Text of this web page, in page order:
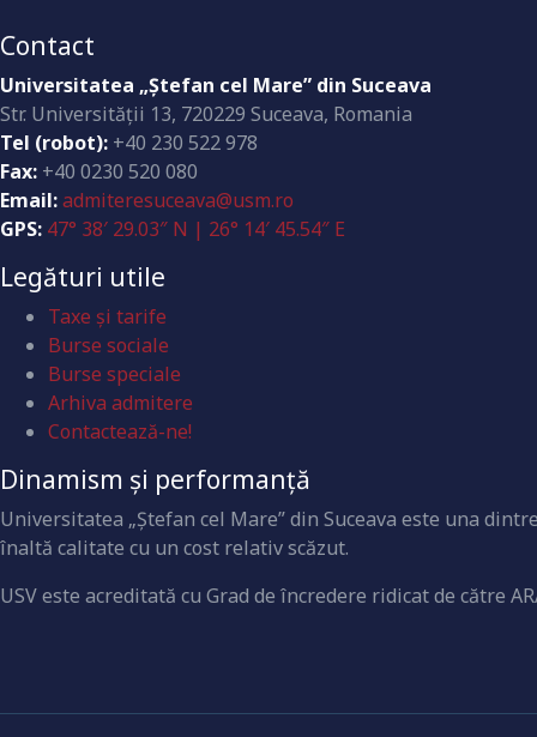
Contact
Universitatea „Ştefan cel Mare” din Suceava
Str. Universităţii 13, 720229 Suceava, Romania
Tel (robot): +40 230 522 978
Fax: +40 0230 520 080
Email:admiteresuceava@usm.ro
GPS: 47° 38′ 29.03″ N | 26° 14′ 45.54″ E
Legături utile
Taxe și tarife
Burse sociale
Burse speciale
Arhiva admitere
Contactează-ne!
Dinamism și performanță
Universitatea „Ştefan cel Mare” din Suceava este una
înaltă calitate cu un cost relativ scăzut.
USV este acreditată cu Grad de încredere ridicat de către